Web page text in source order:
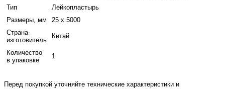
Тип
Лейкопластырь
Размеры, мм
25 x 5000
Страна-
изготовитель
Китай
Количество
в упаковке
1
Перед покупкой уточняйте технические характеристики и